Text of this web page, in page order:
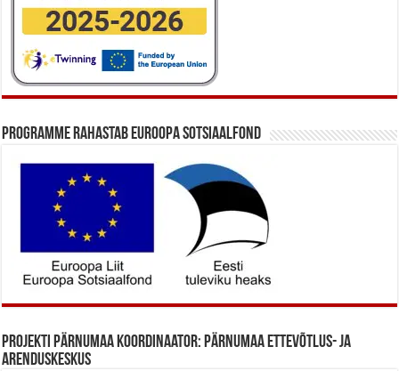
Programme rahastab Euroopa Sotsiaalfond
Projekti Pärnumaa koordinaator: Pärnumaa Ettevõtlus- ja
Arenduskeskus